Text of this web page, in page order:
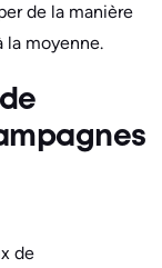
de la manière
la moyenne.
de